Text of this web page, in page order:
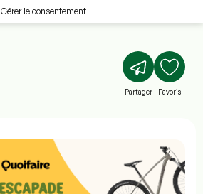
Gérer le consentement
Partager Favoris